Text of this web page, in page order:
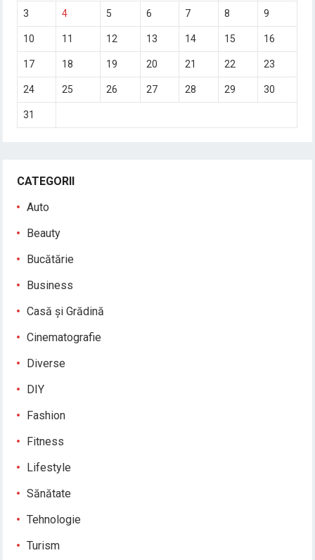
3 4 5 6 7 8 9
10 11 12 13 14 15 16
17 18 19 20 21 22 23
24 25 26 27 28 29 30
31
CATEGORII
Auto
Beauty
Bucătărie
Business
Casă și Grădină
Cinematografie
Diverse
DIY
Fashion
Fitness
Lifestyle
Sănătate
Tehnologie
Turism